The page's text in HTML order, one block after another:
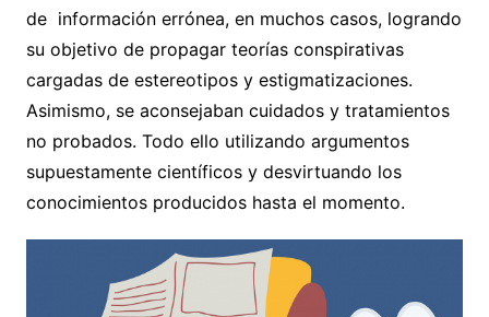
de información errónea, en muchos casos, logrando
su objetivo de propagar teorías conspirativas
cargadas de estereotipos y estigmatizaciones.
Asimismo, se aconsejaban cuidados y tratamientos
no probados. Todo ello utilizando argumentos
supuestamente científicos y desvirtuando los
conocimientos producidos hasta el momento.